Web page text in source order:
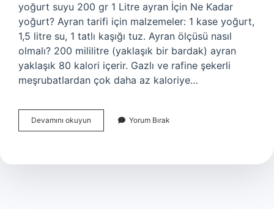
yoğurt suyu 200 gr 1 Litre ayran İçin Ne Kadar
yoğurt? Ayran tarifi için malzemeler: 1 kase yoğurt,
1,5 litre su, 1 tatlı kaşığı tuz. Ayran ölçüsü nasıl
olmalı? 200 mililitre (yaklaşık bir bardak) ayran
yaklaşık 80 kalori içerir. Gazlı ve rafine şekerli
meşrubatlardan çok daha az kaloriye…
Devamını okuyun
Nasıl
Yorum Bırak